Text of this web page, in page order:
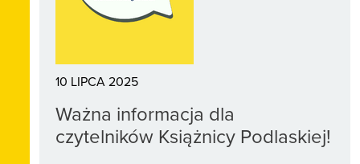
10 LIPCA 2025
Ważna informacja dla
czytelników Książnicy Podlaskiej!